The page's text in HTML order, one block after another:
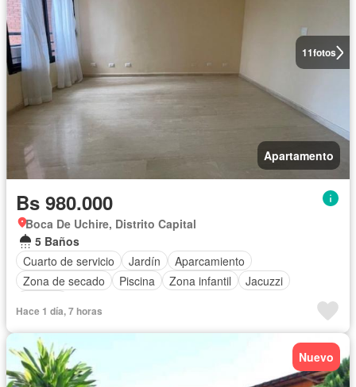
11fotos
Apartamento
Bs 980.000
Boca De Uchire, Distrito Capital
5 Baños
Cuarto de servicio
Jardín
Aparcamiento
Zona de secado
Piscina Zona infantil
Jacuzzi
Hace 1 día, 7 horas
Nuevo